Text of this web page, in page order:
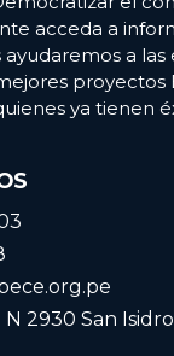
acceda a
ayudaremos a
proyectos
ya tienen
2930 San